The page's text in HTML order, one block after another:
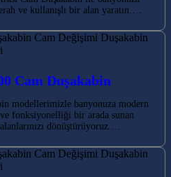
ve kullanışlı bir alan yaratın.…
Cam Duşakabin
modellerimizle banyonuza modern
fonksiyonelliği bir arada sunan
dönüştürüyoruz.…